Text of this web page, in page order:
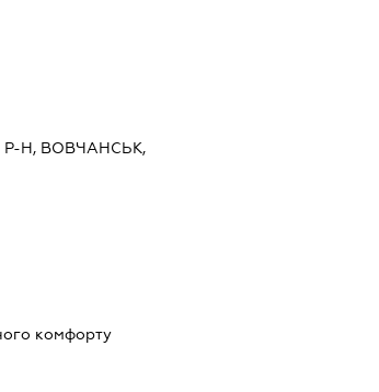
Р-Н, ВОВЧАНСЬК,
комфорту